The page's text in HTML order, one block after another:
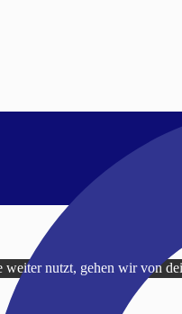
nutzt, gehen wir von